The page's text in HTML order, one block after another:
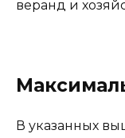
веранд и
В указанных